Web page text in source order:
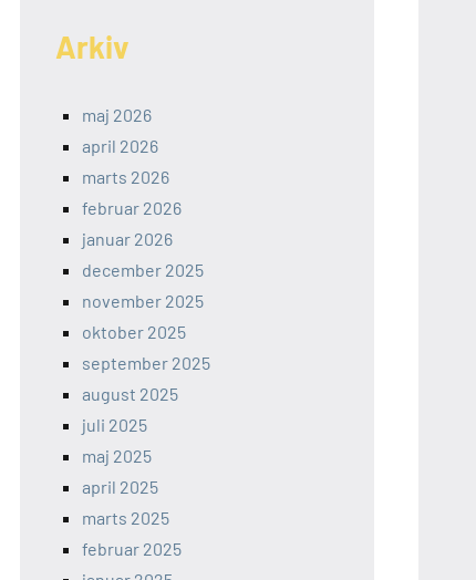
Arkiv
maj 2026
april 2026
marts 2026
februar 2026
januar 2026
december 2025
november 2025
oktober 2025
september 2025
august 2025
juli 2025
maj 2025
april 2025
marts 2025
februar 2025